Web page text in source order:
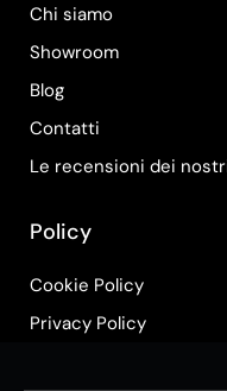
Chi siamo
Showroom
Blog
Contatti
Le recensioni dei
Policy
Cookie Policy
Privacy Policy